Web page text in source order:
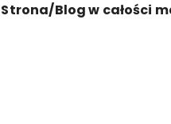
Strona/Blog w całości